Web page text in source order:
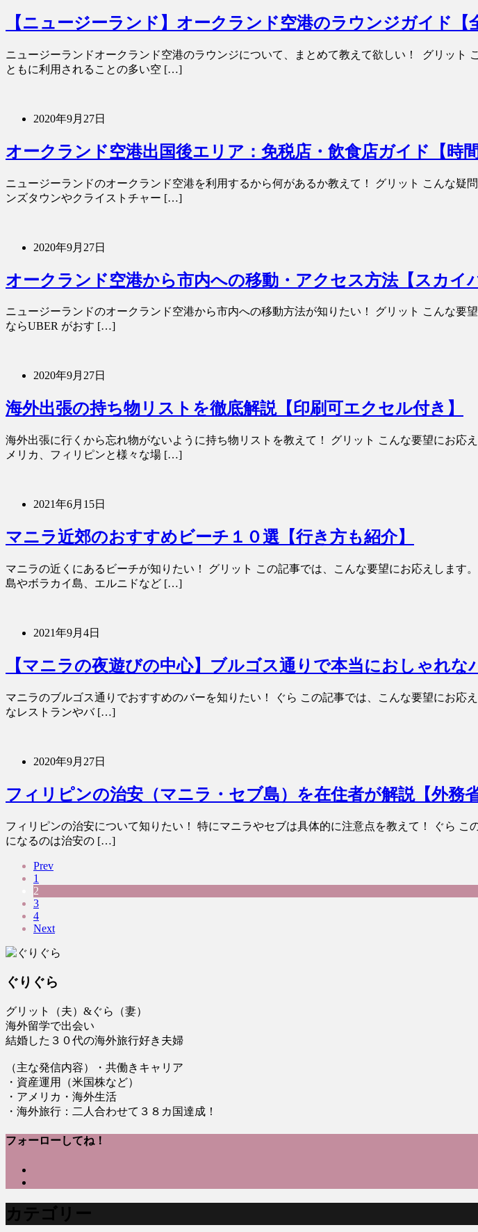
【ニュージーランド】オークランド空港のラウンジガイド【
ニュージーランドオークランド空港のラウンジについて、まとめて教えて欲しい！ グリッ
ともに利用されることの多い空 […]
2020年9月27日
オークランド空港出国後エリア：免税店・飲食店ガイド【時間
ニュージーランドのオークランド空港を利用するから何があるか教えて！ グリット こんな
ンズタウンやクライストチャー […]
2020年9月27日
オークランド空港から市内への移動・アクセス方法【スカイ
ニュージーランドのオークランド空港から市内への移動方法が知りたい！ グリット こんな
ならUBER がおす […]
2020年9月27日
海外出張の持ち物リストを徹底解説【印刷可エクセル付き】
海外出張に行くから忘れ物がないように持ち物リストを教えて！ グリット こんな要望にお
メリカ、フィリピンと様々な場 […]
2021年6月15日
マニラ近郊のおすすめビーチ１０選【行き方も紹介】
マニラの近くにあるビーチが知りたい！ グリット この記事では、こんな要望にお応えしま
島やボラカイ島、エルニドなど […]
2021年9月4日
【マニラの夜遊びの中心】ブルゴス通りで本当におしゃれな
マニラのブルゴス通りでおすすめのバーを知りたい！ ぐら この記事では、こんな要望にお
なレストランやバ […]
2020年9月27日
フィリピンの治安（マニラ・セブ島）を在住者が解説【外務
フィリピンの治安について知りたい！ 特にマニラやセブは具体的に注意点を教えて！ ぐら
になるのは治安の […]
Prev
1
2
3
4
Next
ぐりぐら
グリット（夫）&ぐら（妻）
海外留学で出会い
結婚した３０代の海外旅行好き夫婦
（主な発信内容）・共働きキャリア
・資産運用（米国株など）
・アメリカ・海外生活
・海外旅行：二人合わせて３８カ国達成！
フォーローしてね！
カテゴリー